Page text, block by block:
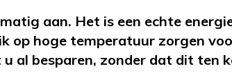
aan. Het is een echte
op hoge temperatuur zorgen
al besparen, zonder dat dit ten